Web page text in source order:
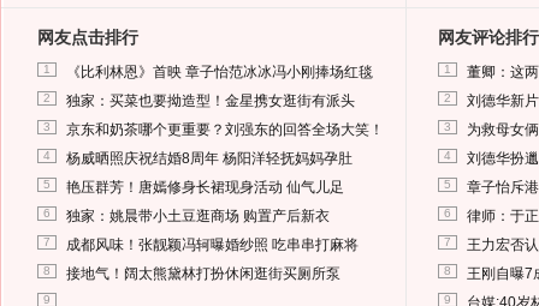
网友点击排行
1 《比利林恩》首映 章子怡范冰冰冯小刚捧场红毯
2 独家：买菜也要拗造型！金星携女逛街有派头
3 京东和奶茶哪个更重要？刘强东的回答全场大笑！
4 杨威晒照庆祝结婚8周年 杨阳洋轻抚妈妈孕肚
5 艳压群芳！唐嫣修身长裙现身活动 仙气儿足
6 独家：姚晨带小土豆逛商场 购置产后新衣
7 成都风味！张靓颖冯轲曝婚纱照 吃串串打麻将
8 接地气！阔太熊黛林打扮休闲逛街买厕所泵
9
网友评论排行
1 董卿：这
2 刘德华新
3 为救母女
4 刘德华扮
5 章子怡斥
6 律师：于
7 王力宏否
8 王刚自曝7
9 台媒:40岁